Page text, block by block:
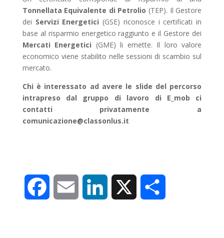
Tonnellata Equivalente di Petrolio (TEP). Il Gestore
dei Servizi Energetici (GSE) riconosce i certificati in
base al risparmio energetico raggiunto e il Gestore dei
Mercati Energetici (GME) li emette. Il loro valore
economico viene stabilito nelle sessioni di scambio sul
mercato.
Chi è interessato ad avere le slide del percorso
intrapreso dal gruppo di lavoro di E_mob ci
contatti privatamente a
comunicazione@classonlus.it